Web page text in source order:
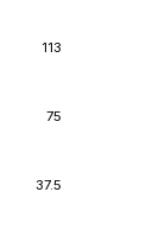
37.5
75
113